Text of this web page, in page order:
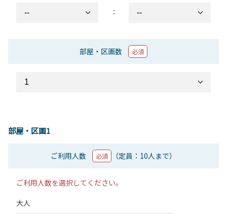
：
部屋・区画数 必須
部屋・区画1
ご利用人数 必須 （定員：10人まで）
ご利用人数を選択してください。
大人